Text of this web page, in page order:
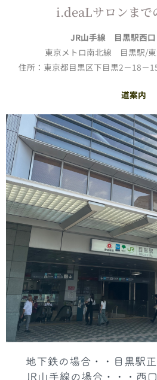
i.deaLサロンまで
JR山手線 目黒駅西
東京メトロ南北線 目黒駅/
住所：東京都目黒区下目黒2－18－
道案内